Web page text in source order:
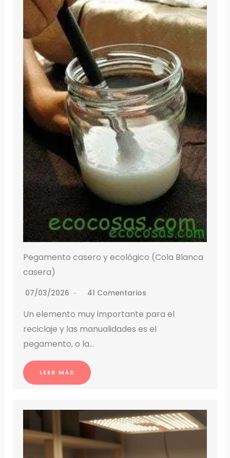
Pegamento casero y ecológico (Cola Blanca
casera)
07/03/2026 41 Comentarios
Un elemento muy importante para el
reciclaje y las manualidades es el
pegamento, o la…
LEER MÁS